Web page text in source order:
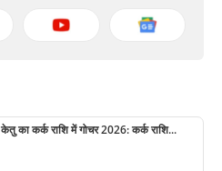
केतु का कर्क राशि में गोचर 2026: कर्क राशि...